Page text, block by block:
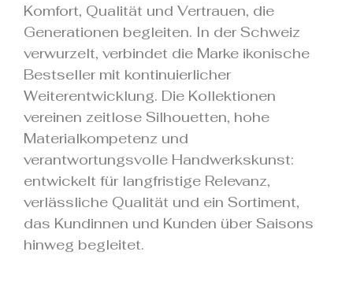
Komfort, Qualität und Vertrauen, die
Generationen begleiten. In der Schweiz
verwurzelt, verbindet die Marke ikonische
Bestseller mit kontinuierlicher
Weiterentwicklung. Die Kollektionen
vereinen zeitlose Silhouetten, hohe
Materialkompetenz und
verantwortungsvolle Handwerkskunst:
entwickelt für langfristige Relevanz,
verlässliche Qualität und ein Sortiment,
das Kundinnen und Kunden über Saisons
hinweg begleitet.